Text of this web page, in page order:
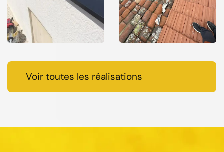
Voir toutes les réalisations